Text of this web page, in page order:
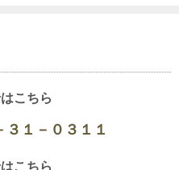
こちら
３１－０３１１
こちら